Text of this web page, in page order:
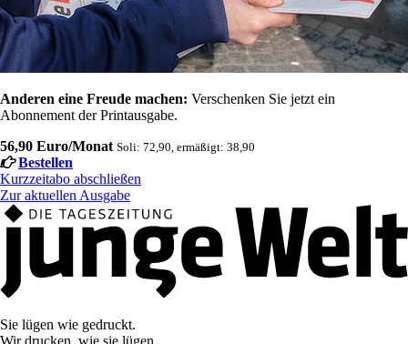
Anderen eine Freude machen: Verschenken Sie jetzt ein
Abonnement der Printausgabe.
56,90 Euro/Monat Soli: 72,90, ermäßigt: 38,90
Bestellen
Kurzzeitabo abschließen
Zur aktuellen Ausgabe
Sie lügen wie gedruckt.
Wir drucken, wie sie lügen.